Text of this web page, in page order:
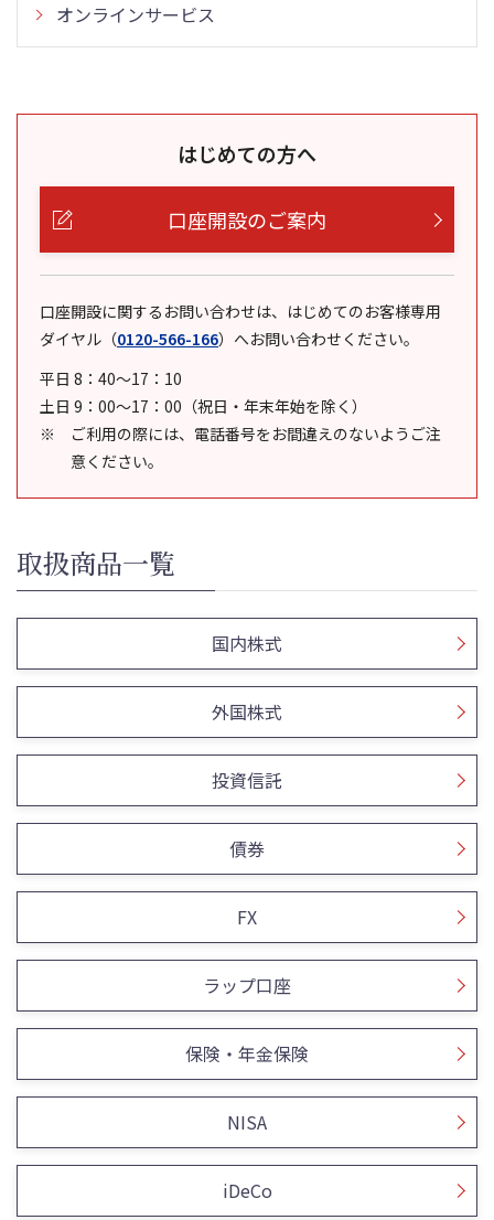
オンラインサービス
はじめての方へ
口座開設のご案内
口座開設に関するお問い合わせは、はじめてのお客様専用
ダイヤル （0120-566-166） へお問い合わせください。
平日 8：40～17：10
土日 9：00～17：00（祝日・年末年始を除く）
ご利用の際には、電話番号をお間違えのないようご注
意ください。
取扱商品一覧
国内株式
外国株式
投資信託
債券
FX
ラップ口座
保険・年金保険
NISA
iDeCo